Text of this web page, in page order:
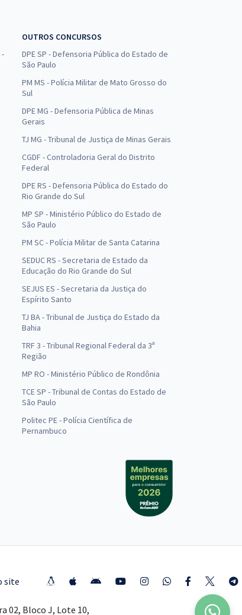
-
OUTROS CONCURSOS
DPE SP - Defensoria Pública do Estado de
São Paulo
PM MS - Polícia Militar de Mato Grosso do
Sul
DPE MG - Defensoria Pública de Minas
Gerais
TJ MG - Tribunal de Justiça de Minas Gerais
CGDF - Controladoria Geral do Distrito
Federal
DPE RS - Defensoria Pública do Estado do
Rio Grande do Sul
MP SP - Ministério Público do Estado de
São Paulo
PM SC - Polícia Militar de Santa Catarina
SEDUC RS - Secretaria de Estado da
Educação do Rio Grande do Sul
SEJUS ES - Secretaria da Justiça do
Espírito Santo
TJ BA - Tribunal de Justiça do Estado da
Bahia
TRF 3 - Tribunal Regional Federal da 3ª
Região
MP RO - Ministério Público de Rondônia
TCE SP - Tribunal de Contas do Estado de
São Paulo
Politec PE - Polícia Científica de
Pernambuco
site
02, Bloco J, Lote 10,